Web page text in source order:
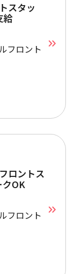
スタッ
給
フロント
ロントス
OK
フロント